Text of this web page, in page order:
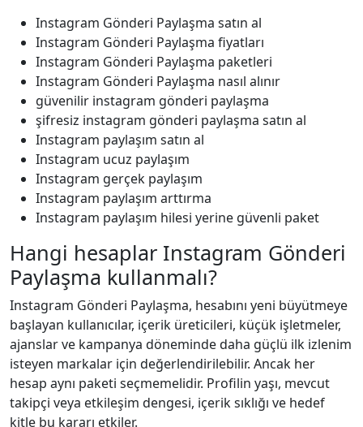
Instagram Gönderi Paylaşma satın al
Instagram Gönderi Paylaşma fiyatları
Instagram Gönderi Paylaşma paketleri
Instagram Gönderi Paylaşma nasıl alınır
güvenilir instagram gönderi paylaşma
şifresiz instagram gönderi paylaşma satın al
Instagram paylaşım satın al
Instagram ucuz paylaşım
Instagram gerçek paylaşım
Instagram paylaşım arttırma
Instagram paylaşım hilesi yerine güvenli paket
Hangi hesaplar Instagram Gönderi
Paylaşma kullanmalı?
Instagram Gönderi Paylaşma, hesabını yeni büyütmeye
başlayan kullanıcılar, içerik üreticileri, küçük işletmeler,
ajanslar ve kampanya döneminde daha güçlü ilk izlenim
isteyen markalar için değerlendirilebilir. Ancak her
hesap aynı paketi seçmemelidir. Profilin yaşı, mevcut
takipçi veya etkileşim dengesi, içerik sıklığı ve hedef
kitle bu kararı etkiler.